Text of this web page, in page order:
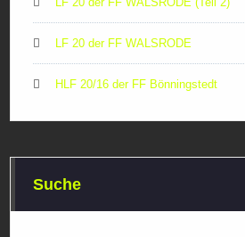
LF 20 der FF WALSRODE
HLF 20/16 der FF Bönningstedt
Suche